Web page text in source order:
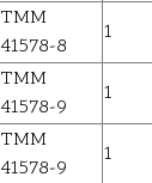
TMM
41578-8
1
TMM
41578-9
1
TMM
41578-9
1